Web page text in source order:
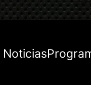
Noticias